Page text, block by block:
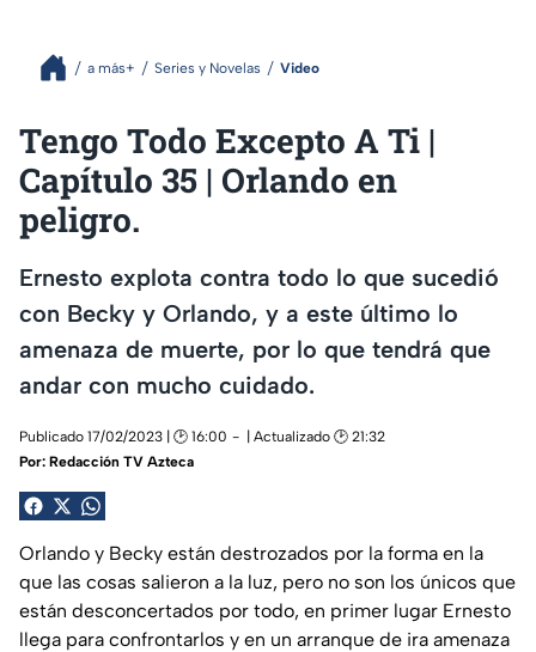
a más+ Series y Novelas Video
Tengo Todo Excepto A Ti |
Capítulo 35 | Orlando en
peligro.
Ernesto explota contra todo lo que sucedió
con Becky y Orlando, y a este último lo
amenaza de muerte, por lo que tendrá que
andar con mucho cuidado.
Publicado 17/02/2023 | 🕑 16:00
| Actualizado 🕑 21:32
Por: Redacción TV Azteca
Orlando y Becky están destrozados por la forma en la
que las cosas salieron a la luz, pero no son los únicos que
están desconcertados por todo, en primer lugar Ernesto
llega para confrontarlos y en un arranque de ira amenaza